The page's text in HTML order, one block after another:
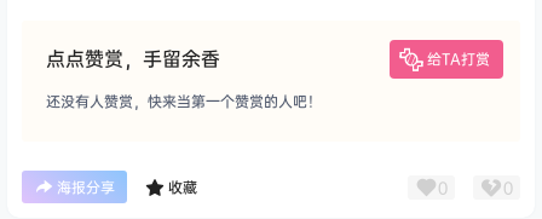
点点赞赏，手留余香 给TA打赏
还没有人赞赏，快来当第一个赞赏的人吧！
海报分享 收藏 0 0